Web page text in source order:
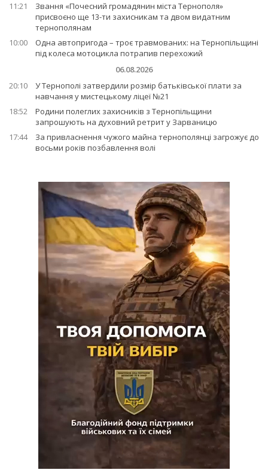
11:21
Звання «Почесний громадянин міста Тернополя»
присвоєно ще 13-ти захисникам та двом видатним
тернополянам
10:00
Одна автопригода – троє травмованих: на Тернопільщині
під колеса мотоцикла потрапив перехожий
06.08.2026
20:10
У Тернополі затвердили розмір батьківської плати за
навчання у мистецькому ліцеї №21
18:52
Родини полеглих захисників з Тернопільщини
запрошують на духовний ретрит у Зарваницю
17:44
За привласнення чужого майна тернополянці загрожує до
восьми років позбавлення волі